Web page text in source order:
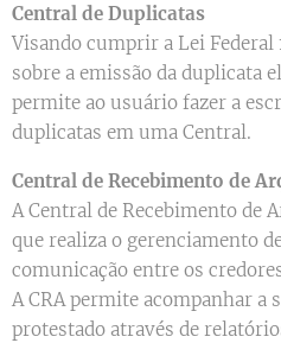
Central de Duplicatas
Visando cumprir a Lei Federal
sobre a emissão da duplicata
permite ao usuário fazer a
duplicatas em uma Central.
Central de Recebimento de
A Central de Recebimento de
que realiza o gerenciamento
comunicação entre os
A CRA permite acompanhar a
protestado através de